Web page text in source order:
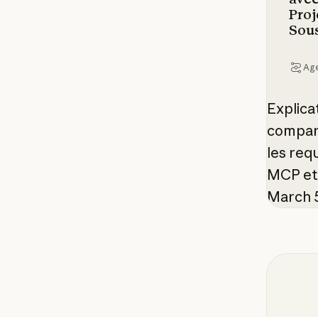
les
MCP
March